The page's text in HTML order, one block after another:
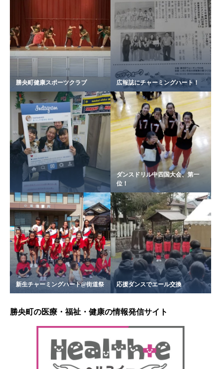
勝央町健康スポーツクラブ 広報誌にチャーミングハート！
ダンスドリル中四国大会、第一
位！
新生チャーミングハート@街道祭 応援ダンスでエール交換
勝央町の医療・福祉・健康の情報発信サイト